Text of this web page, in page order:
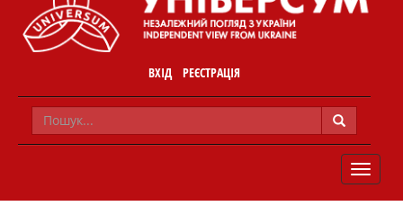
ВХІД РЕЄСТРАЦІЯ
TOGGLE